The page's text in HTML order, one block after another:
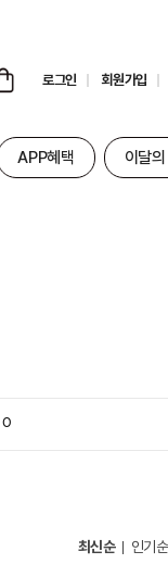
로그인 회원가입
APP혜택 이달
0
최신순 인기순